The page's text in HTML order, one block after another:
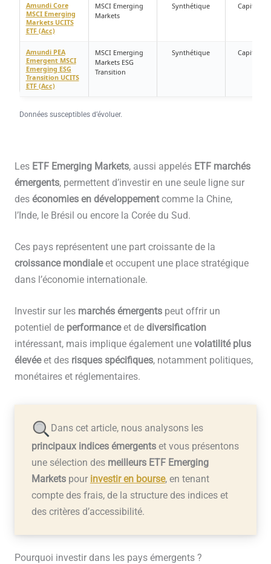
Amundi Core
MSCI Emerging
Markets UCITS
ETF (Acc)
MSCI Emerging
Markets
Synthétique
Amundi PEA
Emergent MSCI
Emerging ESG
Transition UCITS
ETF (Acc)
MSCI Emerging
Markets ESG
Transition
Synthétique
Données susceptibles d’évoluer.
Les ETF Emerging Markets, aussi appelés ETF marchés
émergents, permettent d’investir en une seule ligne sur
des économies en développementcomme la Chine,
l’Inde, le Brésil ou encore la Corée du Sud.
Ces pays représentent une part croissante de la
croissance mondialeet occupent une place stratégique
dans l’économie internationale.
Investir sur les marchés émergentspeut offrir un
potentiel de performanceet de diversification
intéressant, mais implique également une volatilité plus
élevéeet des risques spécifiques, notamment politiques,
monétaires et réglementaires.
Dans cet article, nous analysons les
principaux indices émergentset vous présentons
une sélection des meilleurs ETF Emerging
Marketspour investir en bourse, en tenant
compte des frais, de la structure des indices et
des critères d’accessibilité.
Pourquoi investir dans les pays émergents ?